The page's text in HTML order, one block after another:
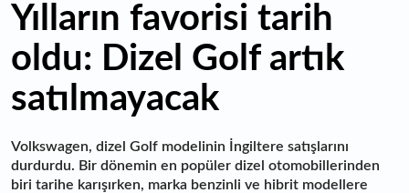
Yılların favorisi tarih
oldu: Dizel Golf artık
satılmayacak
Volkswagen, dizel Golf modelinin İngiltere satışlarını
durdurdu. Bir dönemin en popüler dizel otomobillerinden
biri tarihe karışırken, marka benzinli ve hibrit modellere